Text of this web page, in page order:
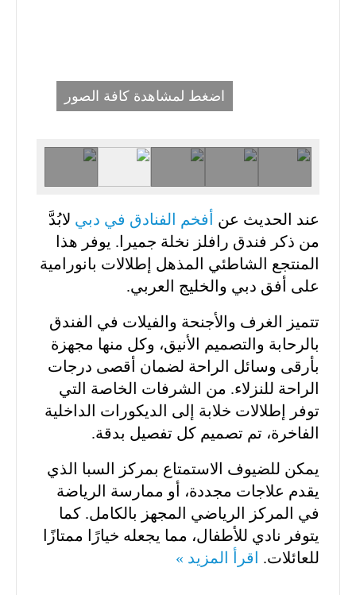
اضغط لمشاهدة كافة الصور
عند الحديث عن أفخم الفنادق في دبي لابُدَّ
من ذكر فندق رافلز نخلة جميرا. يوفر هذا
المنتجع الشاطئي المذهل إطلالات بانورامية
على أفق دبي والخليج العربي.
تتميز الغرف والأجنحة والفيلات في الفندق
بالرحابة والتصميم الأنيق، وكل منها مجهزة
بأرقى وسائل الراحة لضمان أقصى درجات
الراحة للنزلاء. من الشرفات الخاصة التي
توفر إطلالات خلابة إلى الديكورات الداخلية
الفاخرة، تم تصميم كل تفصيل بدقة.
يمكن للضيوف الاستمتاع بمركز السبا الذي
يقدم علاجات مجددة، أو ممارسة الرياضة
في المركز الرياضي المجهز بالكامل. كما
يتوفر نادي للأطفال، مما يجعله خيارًا ممتازًا
للعائلات.
اقرأ المزيد »